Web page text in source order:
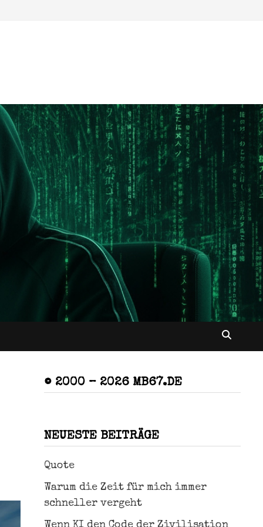
© 2000 – 2026 MB67.DE
NEUESTE BEITRÄGE
Quote
Warum die Zeit für mich immer
schneller vergeht